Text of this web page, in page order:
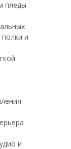
пледы
и
и